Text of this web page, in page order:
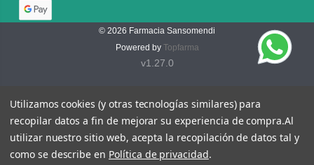
© 2026 Farmacia Sansomendi
Powered by Topfarma
v1.27.0
Utilizamos cookies (y otras tecnologías similares) para
recopilar datos a fin de mejorar su experiencia de compra.Al
utilizar nuestro sitio web, acepta la recopilación de datos tal y
como se describe en Política de privacidad.